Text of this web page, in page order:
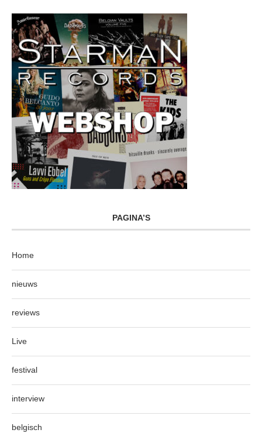
PAGINA’S
Home
nieuws
reviews
Live
festival
interview
belgisch